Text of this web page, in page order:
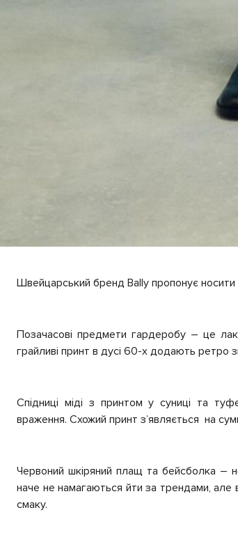
Швейцарський бренд Bally пропонує носити
Позачасові предмети гардеробу – це
грайливі принт в дусі 60-х додають ретро
Спідниці міді з принтом у суниці та
враження. Схожий принт зʼявляється на
Червоний шкіряний плащ та бейсболка –
наче не намагаються йти за трендами, але
смаку.